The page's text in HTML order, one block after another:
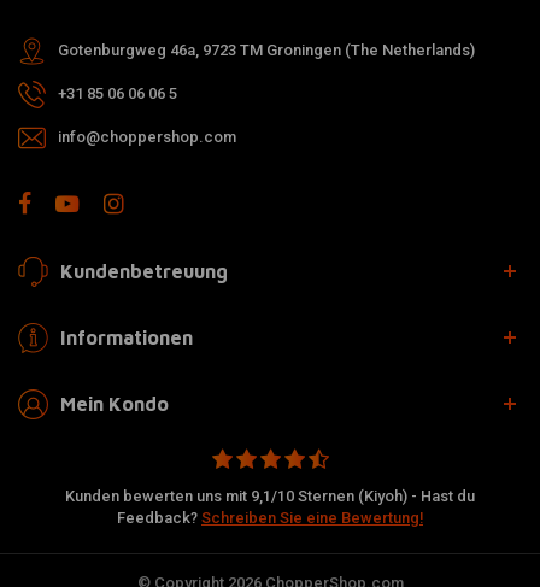
Gotenburgweg 46a, 9723 TM Groningen (The Netherlands)
+31 85 06 06 06 5
info@choppershop.com
Kundenbetreuung
Informationen
Mein Kondo
Kunden bewerten uns mit 9,1/10 Sternen (Kiyoh) - Hast du
Feedback? Schreiben Sie eine Bewertung!
© Copyright 2026 ChopperShop.com